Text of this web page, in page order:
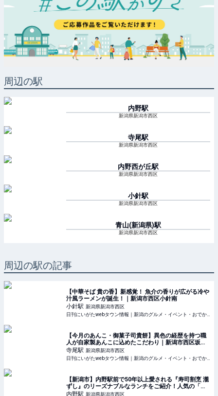
周辺の駅
内野駅
新潟県新潟市西区
寺尾駅
新潟県新潟市西区
内野西が丘駅
新潟県新潟市西区
小針駅
新潟県新潟市西区
青山(新潟県)駅
新潟県新潟市西区
周辺の駅の記事
【中華そば 貴の香】新感覚！ 魚介の香りが広がる冷や
汁風ラーメンが誕生！｜新潟市西区小針南
小針駅 新潟県新潟市西区
【今月のあんこ・御菓子司貴餅】異色の経歴を持つ職
人が自家製あんこに込めたこだわり｜新潟市西区坂井
東
寺尾駅 新潟県新潟市西区
【新潟市】内野駅前で50年以上愛される『寿司割烹 瀧
ずし』のリーズナブルなランチをご紹介！人気の「お
刺身定食・寿司10貫セット・ステーキランチ」を食べ
内野駅 新潟県新潟市西区